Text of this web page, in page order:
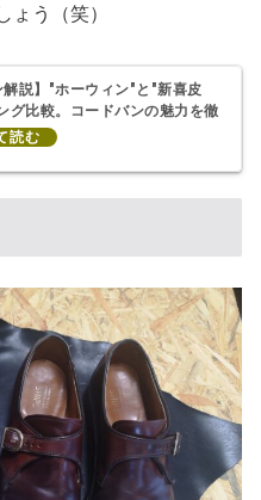
ょう（笑）
解説】"ホーウィン"と"新喜皮
グ比較。コードバンの魅力を徹